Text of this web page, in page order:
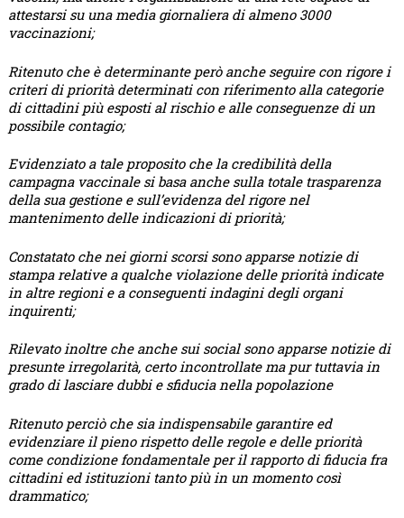
attestarsi su una media giornaliera di almeno 3000
vaccinazioni;
Ritenuto che è determinante però anche seguire con rigore i
criteri di priorità determinati con riferimento alla categorie
di cittadini più esposti al rischio e alle conseguenze di un
possibile contagio;
Evidenziato a tale proposito che la credibilità della
campagna vaccinale si basa anche sulla totale trasparenza
della sua gestione e sull’evidenza del rigore nel
mantenimento delle indicazioni di priorità;
Constatato che nei giorni scorsi sono apparse notizie di
stampa relative a qualche violazione delle priorità indicate
in altre regioni e a conseguenti indagini degli organi
inquirenti;
Rilevato inoltre che anche sui social sono apparse notizie di
presunte irregolarità, certo incontrollate ma pur tuttavia in
grado di lasciare dubbi e sfiducia nella popolazione
Ritenuto perciò che sia indispensabile garantire ed
evidenziare il pieno rispetto delle regole e delle priorità
come condizione fondamentale per il rapporto di fiducia fra
cittadini ed istituzioni tanto più in un momento così
drammatico;